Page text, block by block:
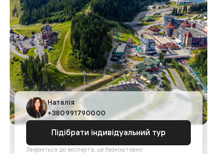
Наталія
+380991790000
Підібрати індивідуальний тур
Зверніться до експерта, це безкоштовно